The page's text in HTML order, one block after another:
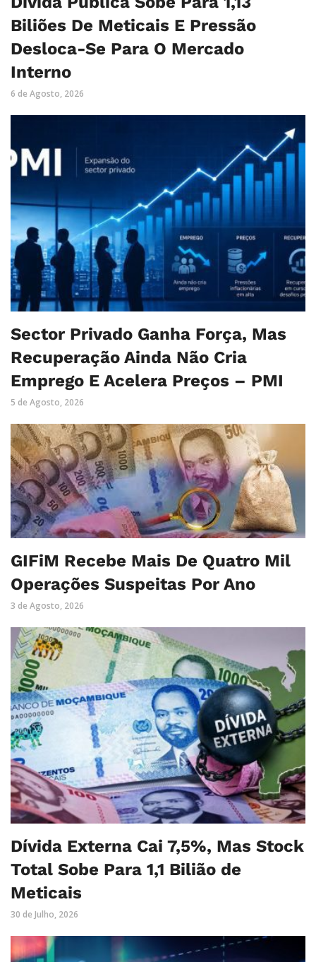
Biliões De Meticais E Pressão
Desloca-Se Para O Mercado
Interno
6 de Agosto, 2026
Sector Privado Ganha Força, Mas
Recuperação Ainda Não Cria
Emprego E Acelera Preços – PMI
5 de Agosto, 2026
GIFiM Recebe Mais De Quatro Mil
Operações Suspeitas Por Ano
3 de Agosto, 2026
Dívida Externa Cai 7,5%, Mas Stock
Total Sobe Para 1,1 Bilião de
Meticais
30 de Julho, 2026